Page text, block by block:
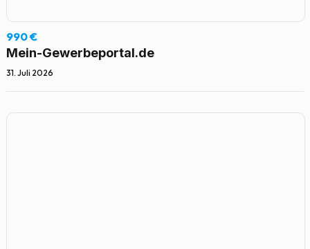
990 €
Mein-Gewerbeportal.de
31. Juli 2026